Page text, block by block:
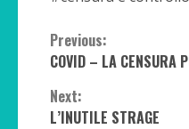
Continue
Reading
Previous:
COVID – LA CENSURA
Next:
L’INUTILE STRAGE